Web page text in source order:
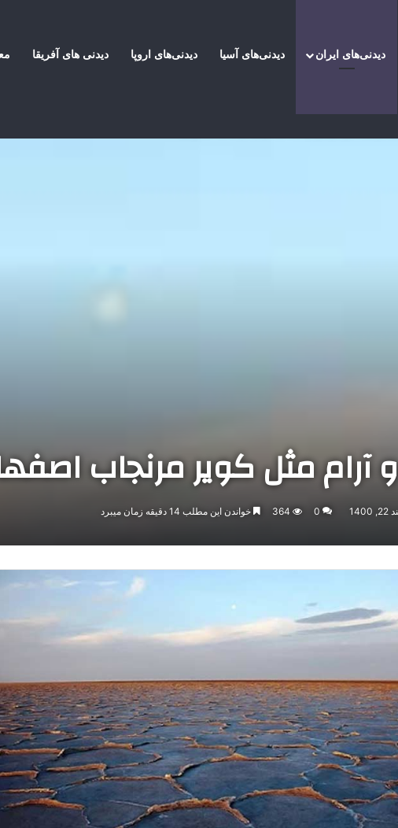
دیدنی‌های ایران دیدنی‌های آسیا دیدنی‌های اروپا دیدنی های آفریقا
آرام مثل کویر مرنجاب
0
364 خواندن این مطلب 14 دقیقه زمان میبرد